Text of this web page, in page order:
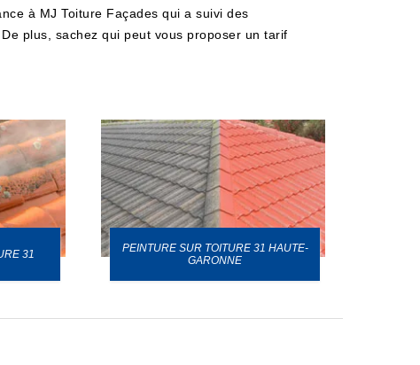
à MJ Toiture Façades qui a suivi des
plus, sachez qui peut vous proposer un tarif
31
PEINTURE SUR TOITURE 31 HAUTE-
GARONNE